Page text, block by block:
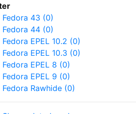
Fedora 43 (0)
Fedora 44 (0)
Fedora EPEL 10.2 (0)
Fedora EPEL 10.3 (0)
Fedora EPEL 8 (0)
Fedora EPEL 9 (0)
Fedora Rawhide (0)